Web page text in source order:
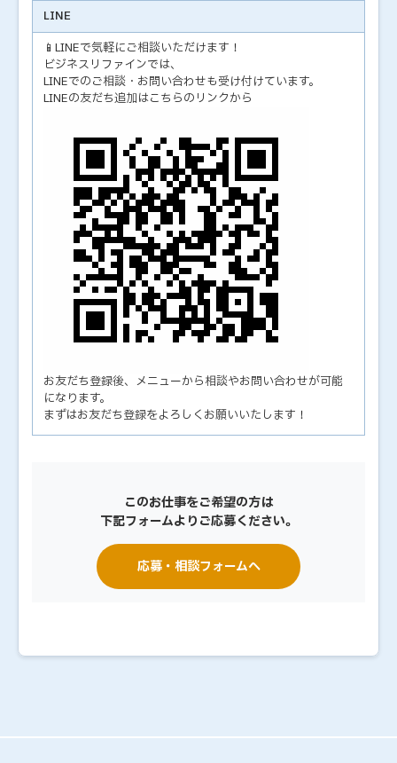
LINE
📱LINEで気軽にご相談いただけます！
ビジネスリファインでは、
LINEでのご相談・お問い合わせも受け付けています。
LINEの友だち追加はこちらのリンクから
お友だち登録後、メニューから相談やお問い合わせが可能
になります。
まずはお友だち登録をよろしくお願いいたします！
このお仕事をご希望の方は
下記フォームよりご応募ください。
応募・相談フォームへ